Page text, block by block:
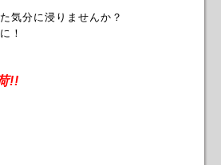
気分に浸りませんか？
！
!!